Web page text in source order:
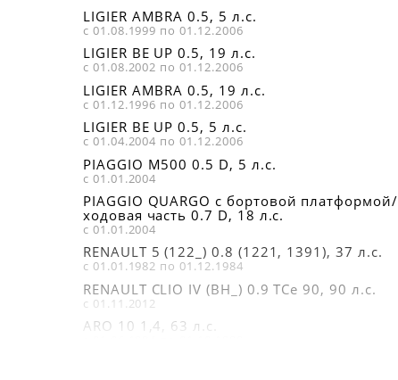
LIGIER AMBRA 0.5, 5 л.с.
с 01.08.1999 по 01.12.2006
LIGIER BE UP 0.5, 19 л.с.
с 01.08.2002 по 01.12.2006
LIGIER AMBRA 0.5, 19 л.с.
с 01.12.1996 по 01.12.2006
LIGIER BE UP 0.5, 5 л.с.
с 01.04.2004 по 01.12.2006
PIAGGIO M500 0.5 D, 5 л.с.
с 01.01.2004
PIAGGIO QUARGO c бортовой платформой/
ходовая часть 0.7 D, 18 л.с.
с 01.01.2004
RENAULT 5 (122_) 0.8 (1221, 1391), 37 л.с.
с 01.01.1982 по 01.12.1984
RENAULT CLIO IV (BH_) 0.9 TCe 90, 90 л.с.
с 01.11.2012
ARO 10 1,4, 63 л.с.